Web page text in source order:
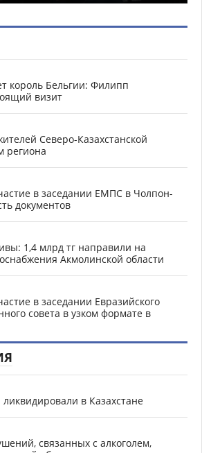
король Бельгии: Филипп
визит
Северо-Казахстанской
региона
в заседании ЕМПС в Чолпон-
документов
1,4 млрд тг направили на
Акмолинской области
в заседании Евразийского
совета в узком формате в
в Казахстане
связанных с алкоголем,